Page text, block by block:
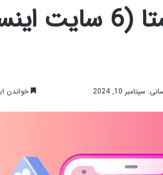
دانلود آنلاین از اینستا (6
10, 2024 خواندن این مطلب